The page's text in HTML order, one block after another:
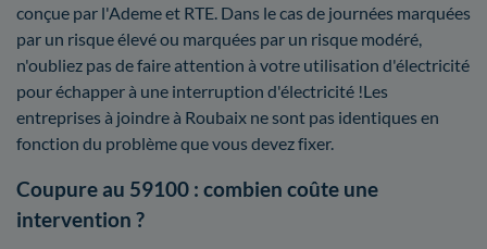
conçue par l'Ademe et RTE. Dans le cas de journées marquées
par un risque élevé ou marquées par un risque modéré,
n'oubliez pas de faire attention à votre utilisation d'électricité
pour échapper à une interruption d'électricité !Les
entreprises à joindre à Roubaix ne sont pas identiques en
fonction du problème que vous devez fixer.
Coupure au 59100 : combien coûte une
intervention ?